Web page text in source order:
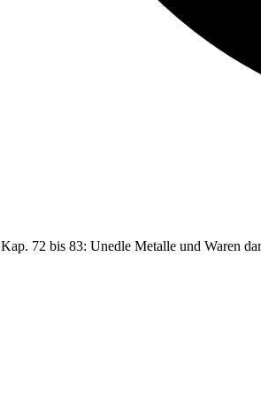
Kap. 72 bis 83: Unedle Metalle und Waren